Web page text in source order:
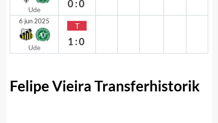
Ude
0:0
6 jun 2025
Ude
T
1:0
Felipe Vieira Transferhistorik